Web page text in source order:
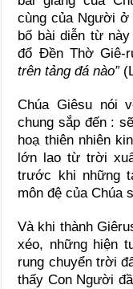
cùng của Người ở
bố bài diễn từ
đổ Đền Thờ Giê-
trên tảng đá nào”
Chúa Giêsu nói
chung sắp đến :
hoạ thiên nhiên
lớn lao từ trời
trước khi những
môn đệ của Chúa
Và khi thành
xéo, những hiện
rung chuyển trời
thấy Con Người